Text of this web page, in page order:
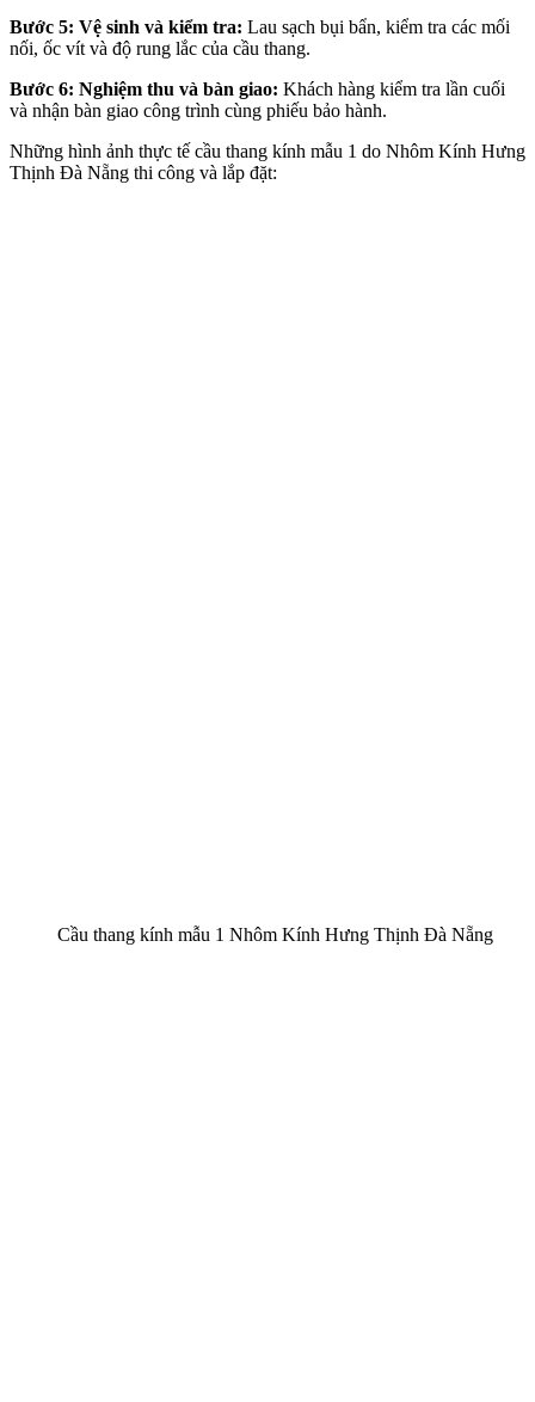
Bước 5: Vệ sinh và kiểm tra: Lau sạch bụi bẩn, kiểm tra các mối
nối, ốc vít và độ rung lắc của cầu thang.
Bước 6: Nghiệm thu và bàn giao: Khách hàng kiểm tra lần cuối
và nhận bàn giao công trình cùng phiếu bảo hành.
Những hình ảnh thực tế cầu thang kính mẫu 1 do Nhôm Kính Hưng
Thịnh Đà Nẵng thi công và lắp đặt:
Cầu thang kính mẫu 1 Nhôm Kính Hưng Thịnh Đà Nẵng